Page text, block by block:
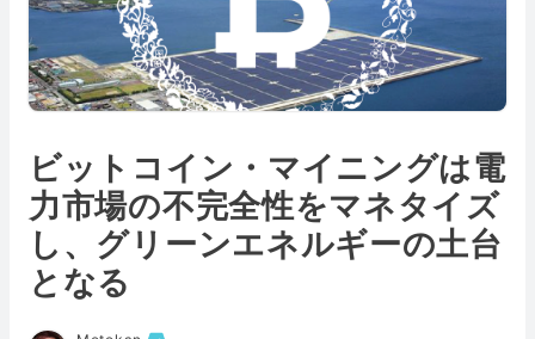
ビットコイン・マイニングは電
力市場の不完全性をマネタイズ
し、グリーンエネルギーの土台
となる